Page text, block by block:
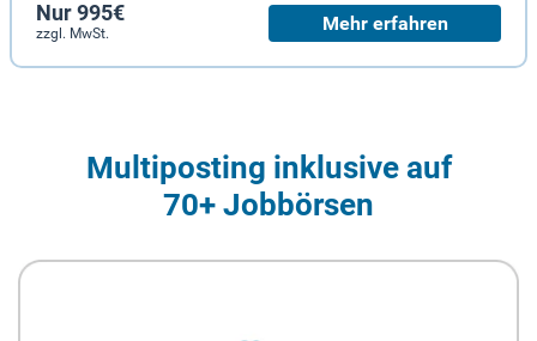
Nur 995€
zzgl. MwSt. Mehr erfahren
Multiposting inklusive auf
70+ Jobbörsen